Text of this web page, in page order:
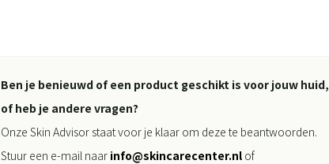
Ben je benieuwd of een product geschikt is voor jouw huid,
of heb je andere vragen?
Onze Skin Advisor staat voor je klaar om deze te beantwoorden.
Stuur een e-mail naar info@skincarecenter.nl of